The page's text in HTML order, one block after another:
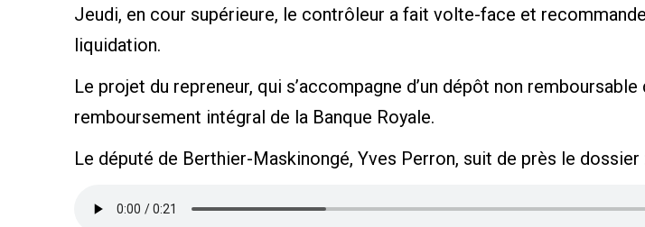
Jeudi, en cour supérieure, le contrôleur a fait volte-face et
liquidation.
Le projet du repreneur, qui s’accompagne d’un dépôt non
remboursement intégral de la Banque Royale.
Le député de Berthier-Maskinongé, Yves Perron, suit de près le dossier